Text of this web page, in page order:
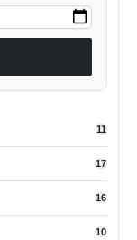
11
17
16
10